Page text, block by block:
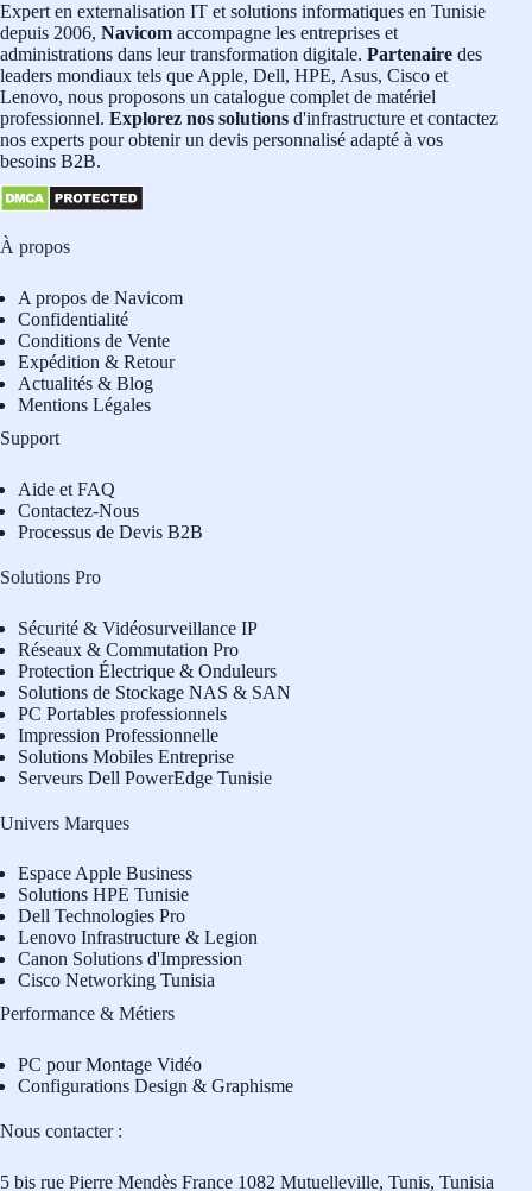
Expert en externalisation IT et solutions informatiques en Tunisie
depuis 2006, Navicom accompagne les entreprises et
administrations dans leur transformation digitale. Partenaire des
leaders mondiaux tels que Apple, Dell, HPE, Asus, Cisco et
Lenovo, nous proposons un catalogue complet de matériel
professionnel. Explorez nos solutions d'infrastructure et contactez
nos experts pour obtenir un devis personnalisé adapté à vos
besoins B2B.
À propos
A propos de Navicom
Confidentialité
Conditions de Vente
Expédition & Retour
Actualités & Blog
Mentions Légales
Support
Aide et FAQ
Contactez-Nous
Processus de Devis B2B
Solutions Pro
Sécurité & Vidéosurveillance IP
Réseaux & Commutation Pro
Protection Électrique & Onduleurs
Solutions de Stockage NAS & SAN
PC Portables professionnels
Impression Professionnelle
Solutions Mobiles Entreprise
Serveurs Dell PowerEdge Tunisie
Univers Marques
Espace Apple Business
Solutions HPE Tunisie
Dell Technologies Pro
Lenovo Infrastructure & Legion
Canon Solutions d'Impression
Cisco Networking Tunisia
Performance & Métiers
PC pour Montage Vidéo
Configurations Design & Graphisme
Nous contacter :
5 bis rue Pierre Mendès France 1082 Mutuelleville, Tunis, Tunisia